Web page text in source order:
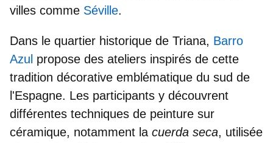
villes comme Séville.
Dans le quartier historique de Triana, Barro
Azul propose des ateliers inspirés de cette
tradition décorative emblématique du sud de
l'Espagne. Les participants y découvrent
différentes techniques de peinture sur
céramique, notamment la cuerda seca, utilisée